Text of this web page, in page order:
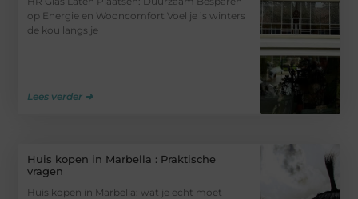
op Energie en Wooncomfort Voel je ’s winters
de kou langs je
Lees verder ➜
Huis kopen in Marbella : Praktische
vragen
Huis kopen in Marbella: wat je echt moet